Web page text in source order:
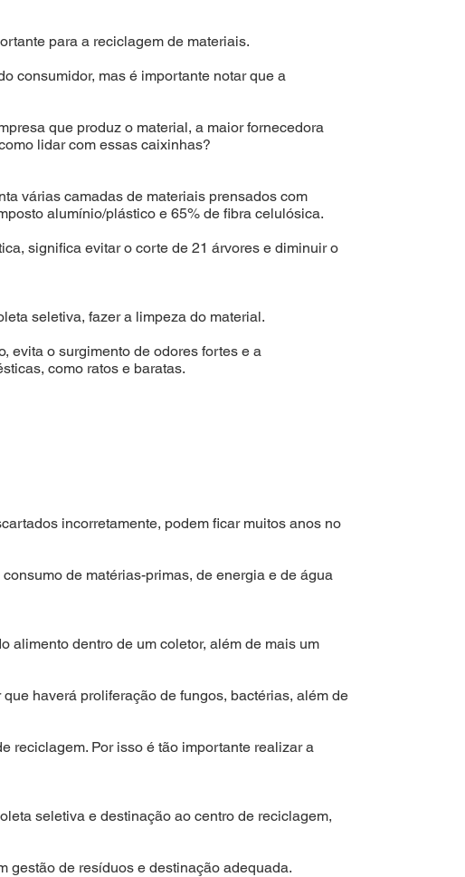
para a reciclagem de materiais.
consumidor, mas é importante notar que a
que produz o material, a maior fornecedora
lidar com essas caixinhas?
várias camadas de materiais prensados com
alumínio/plástico e 65% de fibra celulósica.
significa evitar o corte de 21 árvores e diminuir o
seletiva, fazer a limpeza do material.
evita o surgimento de odores fortes e a
como ratos e baratas.
incorretamente, podem ficar muitos anos no
de matérias-primas, de energia e de água
alimento dentro de um coletor, além de mais um
haverá proliferação de fungos, bactérias, além de
reciclagem. Por isso é tão importante realizar a
seletiva e destinação ao centro de reciclagem,
gestão de resíduos e destinação adequada.